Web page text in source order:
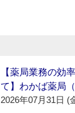
【薬局業務の効
て】わかば薬局
2026年07月31日 (